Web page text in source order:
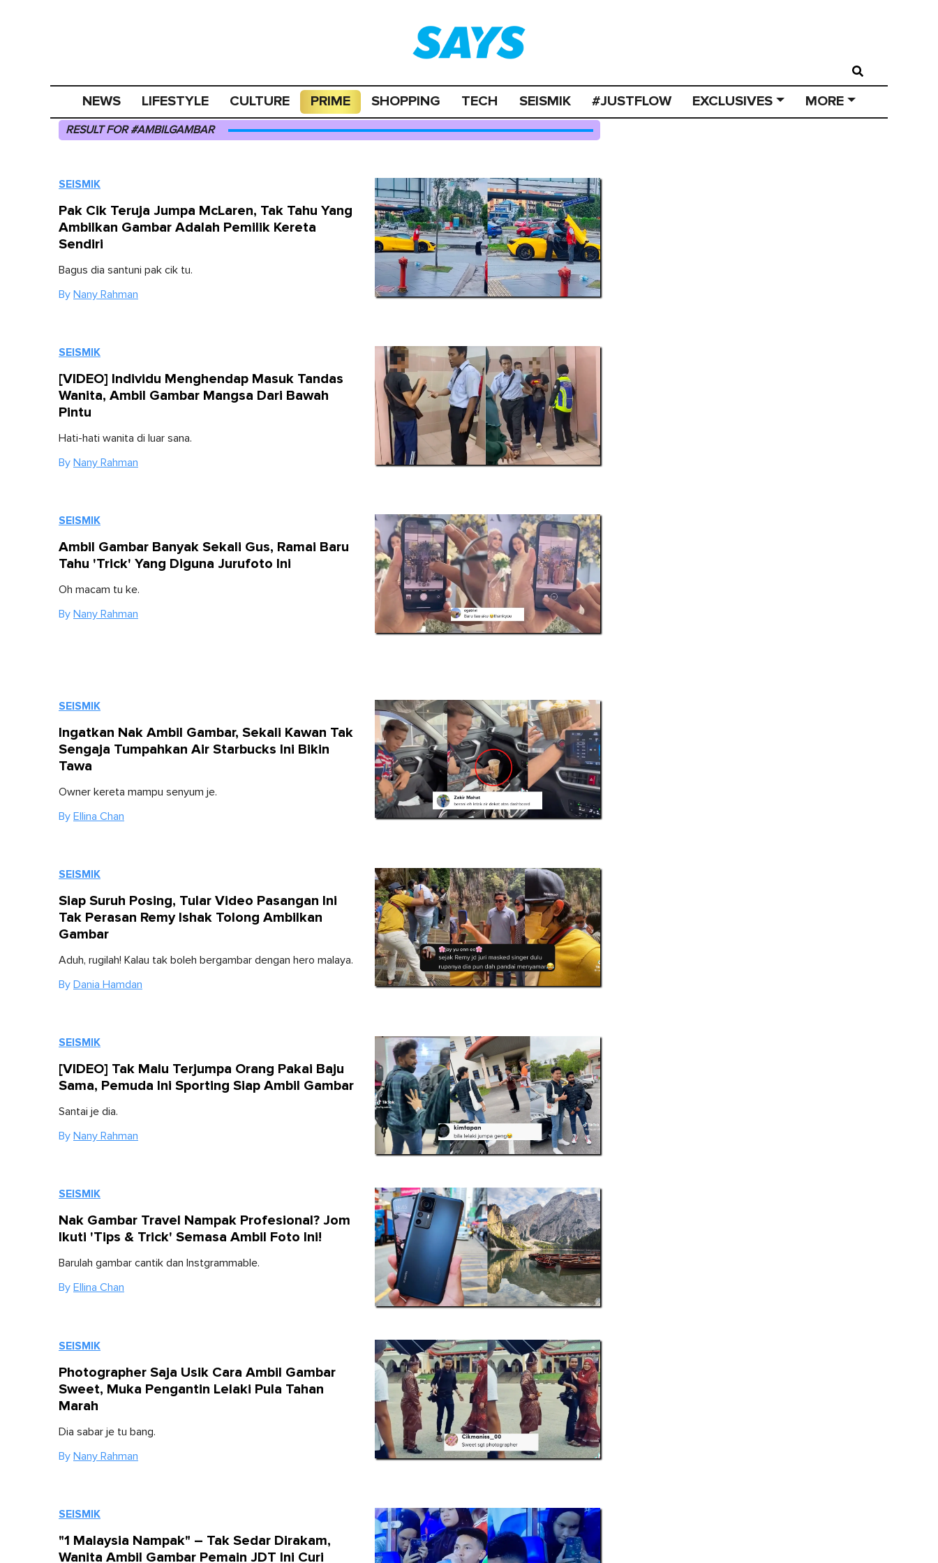
NEWS LIFESTYLE CULTURE PRIME SHOPPING TECH SEISMIK #JUSTFLOW EXCLUSIVES MORE
RESULT FOR #AMBILGAMBAR
SEISMIK
Pak Cik Teruja Jumpa McLaren, Tak Tahu Yang
Ambilkan Gambar Adalah Pemilik Kereta
Sendiri
Bagus dia santuni pak cik tu.
By Nany Rahman
SEISMIK
[VIDEO] Individu Menghendap Masuk Tandas
Wanita, Ambil Gambar Mangsa Dari Bawah
Pintu
Hati-hati wanita di luar sana.
By Nany Rahman
SEISMIK
Ambil Gambar Banyak Sekali Gus, Ramai Baru
Tahu 'Trick' Yang Diguna Jurufoto Ini
Oh macam tu ke.
By Nany Rahman
SEISMIK
Ingatkan Nak Ambil Gambar, Sekali Kawan Tak
Sengaja Tumpahkan Air Starbucks Ini Bikin
Tawa
Owner kereta mampu senyum je.
By Ellina Chan
SEISMIK
Siap Suruh Posing, Tular Video Pasangan Ini
Tak Perasan Remy Ishak Tolong Ambilkan
Gambar
Aduh, rugilah! Kalau tak boleh bergambar dengan hero malaya.
By Dania Hamdan
SEISMIK
[VIDEO] Tak Malu Terjumpa Orang Pakai Baju
Sama, Pemuda Ini Sporting Siap Ambil Gambar
Santai je dia.
By Nany Rahman
SEISMIK
Nak Gambar Travel Nampak Profesional? Jom
Ikuti 'Tips & Trick' Semasa Ambil Foto Ini!
Barulah gambar cantik dan Instgrammable.
By Ellina Chan
SEISMIK
Photographer Saja Usik Cara Ambil Gambar
Sweet, Muka Pengantin Lelaki Pula Tahan
Marah
Dia sabar je tu bang.
By Nany Rahman
SEISMIK
"1 Malaysia Nampak" – Tak Sedar Dirakam,
Wanita Ambil Gambar Pemain JDT Ini Curi